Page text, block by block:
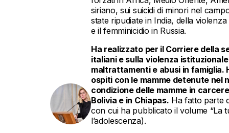
siriano, sui suicidi di minori nel
state ripudiate in India, della
e il femminicidio in Russia.
Ha realizzato per il Corriere della
italiani e sulla violenza
maltrattamenti e abusi in famiglia.
ospiti con le mamme detenute nel
condizione delle mamme in
Bolivia e in Chiapas. Ha fatto parte
con cui ha pubblicato il volume “La
l’adolescenza).